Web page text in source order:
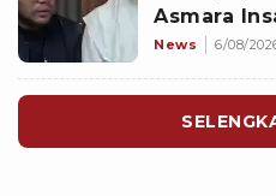
Asmara
Inara Rusli?
News 6/08/